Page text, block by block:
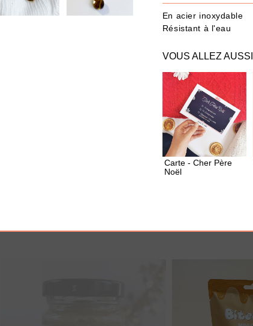
En acier inoxydable
Résistant à l'eau
VOUS ALLEZ
Carte - Cher Père
Noël